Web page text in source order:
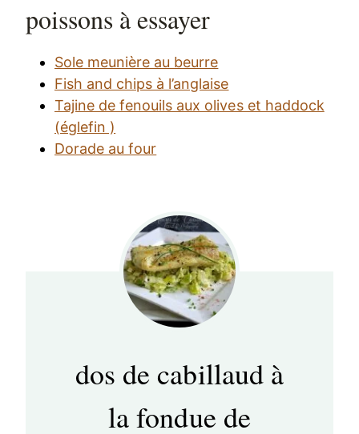
poissons à essayer
Sole meunière au beurre
Fish and chips à l’anglaise
Tajine de fenouils aux olives et haddock
(églefin )
Dorade au four
dos de cabillaud à
la fondue de